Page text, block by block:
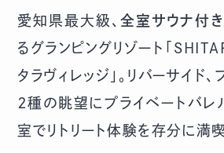
愛知県最大級、 全室サウナ付き
るグランピングリゾート「
タラヴィレッジ」。リバーサイド
２種の眺望にプライベートバレ
室でリトリート体験を存分に満喫